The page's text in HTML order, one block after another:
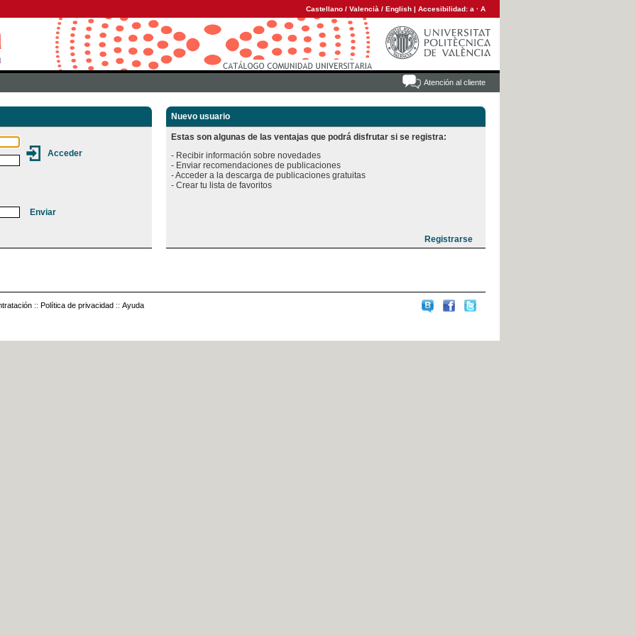
Castellano / Valencià / English | Accesibilidad: a · A
Atención al cliente
Nuevo usuario
Estas son algunas de las ventajas que podrá disfrutar si se registra:
- Recibir información sobre novedades
- Enviar recomendaciones de publicaciones
- Acceder a la descarga de publicaciones gratuitas
:: Política de privacidad :: Ayuda